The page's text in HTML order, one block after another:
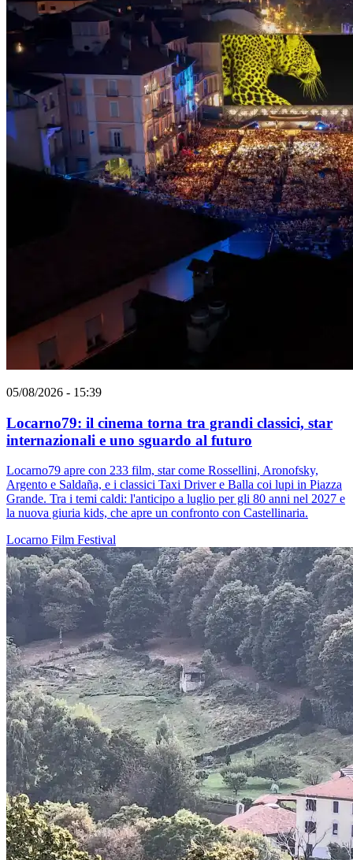
05/08/2026 - 15:39
Locarno79: il cinema torna tra grandi classici, star
internazionali e uno sguardo al futuro
Locarno79 apre con 233 film, star come Rossellini, Aronofsky,
Argento e Saldaña, e i classici Taxi Driver e Balla coi lupi in Piazza
Grande. Tra i temi caldi: l'anticipo a luglio per gli 80 anni nel 2027 e
la nuova giuria kids, che apre un confronto con Castellinaria.
Locarno Film Festival